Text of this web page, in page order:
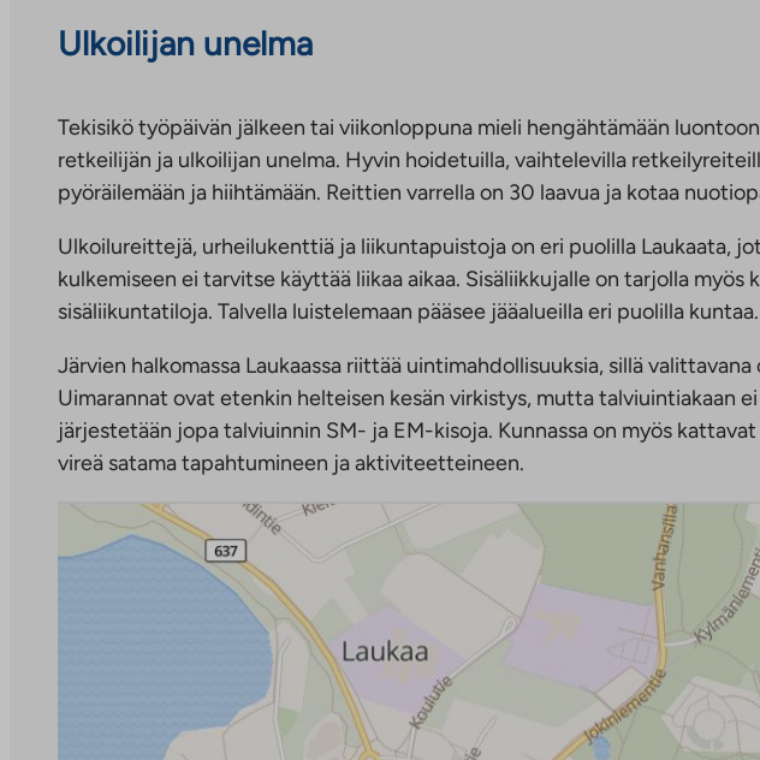
Ulkoilijan unelma
Tekisikö työpäivän jälkeen tai viikonloppuna mieli hengähtämään
retkeilijän ja ulkoilijan unelma. Hyvin hoidetuilla, vaihtelevilla
pyöräilemään ja hiihtämään. Reittien varrella on 30 laavua ja kotaa
Ulkoilureittejä, urheilukenttiä ja liikuntapuistoja on eri puolilla Laukaata,
kulkemiseen ei tarvitse käyttää liikaa aikaa. Sisäliikkujalle on tarjolla myös
sisäliikuntatiloja. Talvella luistelemaan pääsee jääalueilla eri puolilla kuntaa.
Järvien halkomassa Laukaassa riittää uintimahdollisuuksia, sillä
Uimarannat ovat etenkin helteisen kesän virkistys, mutta talviuintiakaan
järjestetään jopa talviuinnin SM- ja EM-kisoja. Kunnassa on myös
vireä satama tapahtumineen ja aktiviteetteineen.